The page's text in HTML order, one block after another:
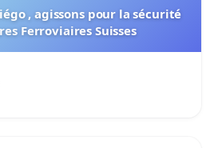
, agissons pour la sécurité
Ferroviaires Suisses